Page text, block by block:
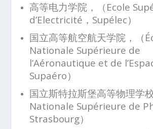
高等电力学院，（Ecole
d’Electricité，Supélec）
国立高等航空航天学院，（
Nationale Supérieure de
l’Aéronautique et de
Supaéro）
国立斯特拉斯堡高等物理学
Nationale Supérieure de
Strasbourg）